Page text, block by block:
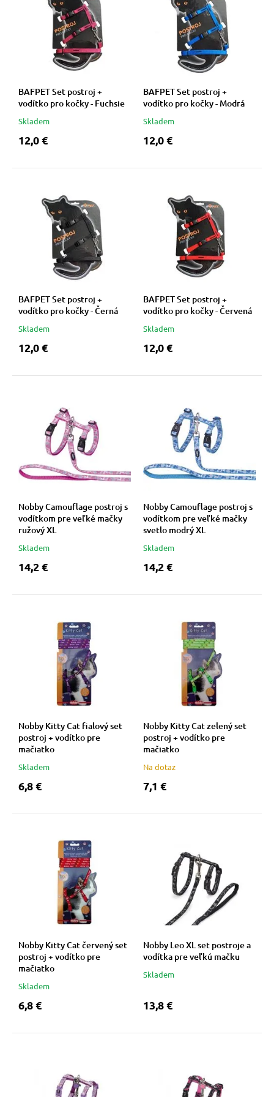
poukazy
BAFPET Set postroj +
vodítko pro kočky - Fuchsie
Skladem
12,0 €
BAFPET Set postroj +
vodítko pro kočky - Modrá
Skladem
12,0 €
BAFPET Set postroj +
vodítko pro kočky - Černá
Skladem
12,0 €
BAFPET Set postroj +
vodítko pro kočky - Červená
Skladem
12,0 €
Nobby Camouflage postroj s
vodítkom pre veľké mačky
ružový XL
Skladem
14,2 €
Nobby Camouflage postroj s
vodítkom pre veľké mačky
svetlo modrý XL
Skladem
14,2 €
Nobby Kitty Cat fialový set
postroj + vodítko pre
mačiatko
Skladem
6,8 €
Nobby Kitty Cat zelený set
postroj + vodítko pre
mačiatko
Na dotaz
7,1 €
Nobby Kitty Cat červený set
postroj + vodítko pre
mačiatko
Skladem
6,8 €
Nobby Leo XL set postroje a
vodítka pre veľkú mačku
Skladem
13,8 €